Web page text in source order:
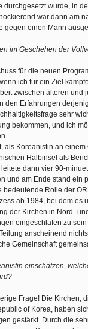
durchgesetzt wurde, in
war dann am
gegen einen Mann
im Geschehen der
für die neuen
ich für ein Ziel
zwischen älteren
den Erfahrungen
sehr
bekommen, und ich
als Koreanistin an
Halbinsel als
dann vier 90-
und am Ende stand ein
bedeutende Rolle der
ab 1984, bei dem
der Kirchen in Nord-
eingeschlafen zu
anscheinend
Gemeinschaft
einschätzen,
Frage! Die Kirchen,
of Korea, haben
gestärkt. Durch die